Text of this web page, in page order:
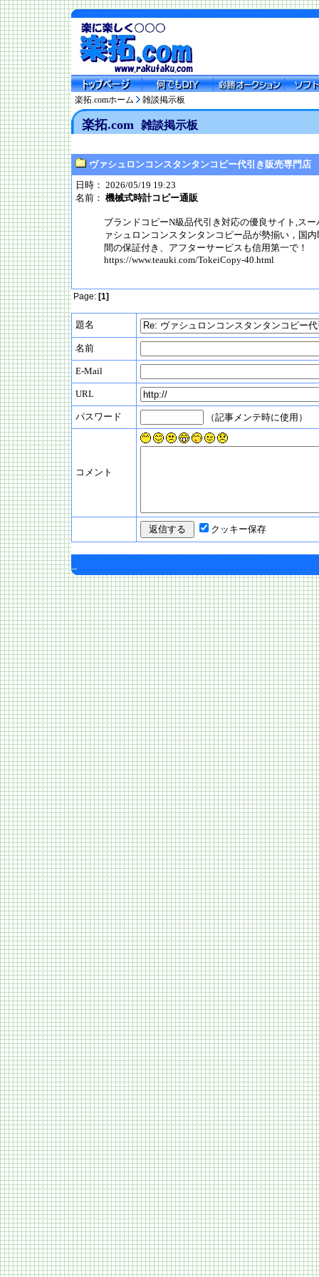
楽拓.comホーム 雑談掲示板
楽拓.com 雑談掲示板
ヴァシュロンコンスタンタンコピー代引き販売専門店
日時： 2026/05/19 19:23
名前： 機械式時計コピー通販
ブランドコピーN級品代引き対応の優良サイト,ス
ァシュロンコンスタンタンコピー品が勢揃い，国
間の保証付き、アフターサービスも信用第一で！
https://www.teauki.com/TokeiCopy-40.html
Page: [1]
題名
名前
E-Mail
URL
パスワード （記事メンテ時に使用）
コメント
クッキー保存